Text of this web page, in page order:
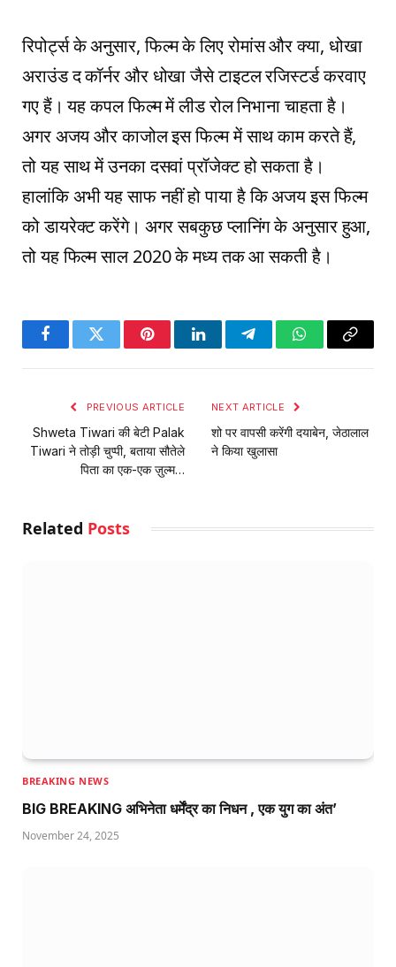
रिपोर्ट्स के अनुसार, फिल्म के लिए रोमांस और क्या, धोखा
अराउंड द कॉर्नर और धोखा जैसे टाइटल रजिस्टर्ड करवाए
गए हैं। यह कपल फिल्म में लीड रोल निभाना चाहता है।
अगर अजय और काजोल इस फिल्म में साथ काम करते हैं,
तो यह साथ में उनका दसवां प्रॉजेक्ट हो सकता है।
हालांकि अभी यह साफ नहीं हो पाया है कि अजय इस फिल्म
को डायरेक्ट करेंगे। अगर सबकुछ प्लानिंग के अनुसार हुआ,
तो यह फिल्म साल 2020 के मध्य तक आ सकती है।
FacebookTwitter PinterestLinkedInTelegramWhatsApp
Copy
PREVIOUS ARTICLE
Shweta Tiwari की बेटी Palak
Tiwari ने तोड़ी चुप्पी, बताया सौतेले
पिता का एक-एक ज़ुल्म…
NEXT ARTICLE
शो पर वापसी करेंगी दयाबेन, जेठालाल
ने किया खुलासा
Related Posts
BREAKING NEWS
BIG BREAKING अभिनेता धर्मेंद्र का निधन , एक युग का अंत’
November 24, 2025